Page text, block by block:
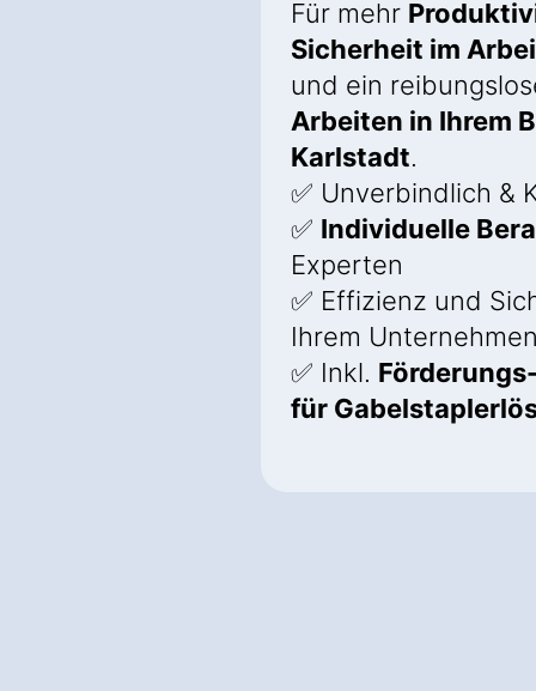
Für mehr
Sicherheit im
und ein
Arbeiten in Ihrem
Karlstadt.
✅ Unverbindlich &
✅ Individuelle
Experten
✅ Effizienz und
Ihrem
✅ Inkl.
für